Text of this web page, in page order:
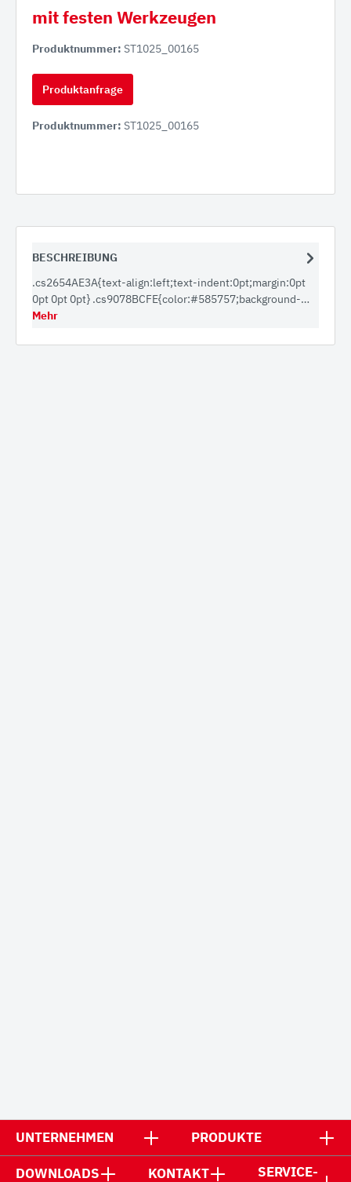
mit festen Werkzeugen
Produktnummer: ST1025_00165
Produktanfrage
Produktnummer: ST1025_00165
BESCHREIBUNG
.cs2654AE3A{text-align:left;text-indent:0pt;margin:0pt
0pt 0pt 0pt} .cs9078BCFE{color:#585757;background-…
Mehr
UNTERNEHMEN PRODUKTE
DOWNLOADS KONTAKT SERVICE-